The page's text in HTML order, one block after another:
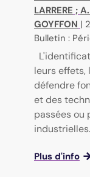
LARRERE ;
GOYFFON |
Bulletin :
leurs effets,
défendre
et des
passées ou
Plus d'info